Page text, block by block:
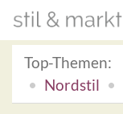
Top-Themen:
Nordstil